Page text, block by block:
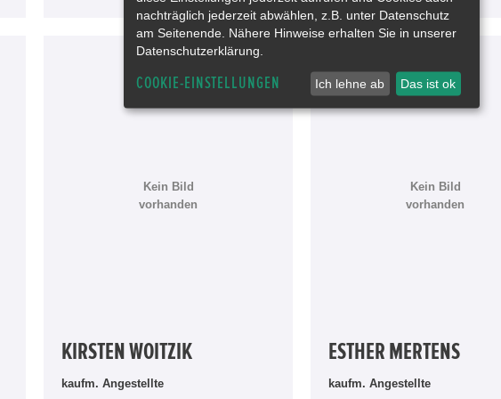
Kein Bild
vorhanden
KIRSTEN WOITZIK
kaufm. Angestellte
Kein Bild
vorhanden
ESTHER MERTENS
kaufm. Angestellte
nachträglich jederzeit abwählen, z.B. unter Datenschutz
am Seitenende. Nähere Hinweise erhalten Sie in unserer
Datenschutzerklärung.
COOKIE-EINSTELLUNGEN Ich lehne ab Das ist ok